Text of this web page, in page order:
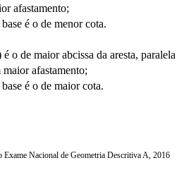
afastamento;
é o de menor cota.
o de maior abcissa da aresta, paralela
maior afastamento;
é o de maior cota.
Exame Nacional de Geometria Descritiva A, 2016